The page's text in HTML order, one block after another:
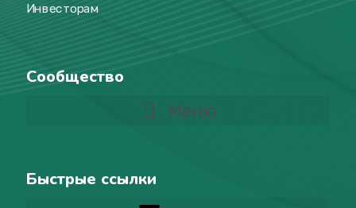
Инвесторам
Сообщество
Меню
Быстрые ссылки